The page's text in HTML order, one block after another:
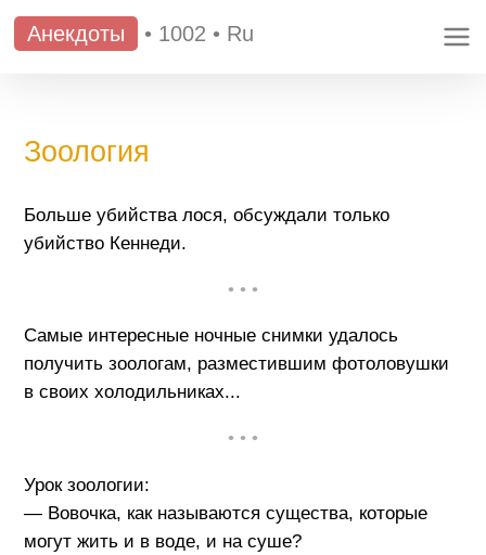
Анекдоты • 1002 • Ru
Зоология
Больше убийства лося, обсуждали только
убийство Кеннеди.
• • •
Самые интересные ночные снимки удалось
получить зоологам, разместившим фотоловушки
в своих холодильниках...
• • •
Урок зоологии:
— Вовочка, как называются существа, которые
могут жить и в воде, и на суше?